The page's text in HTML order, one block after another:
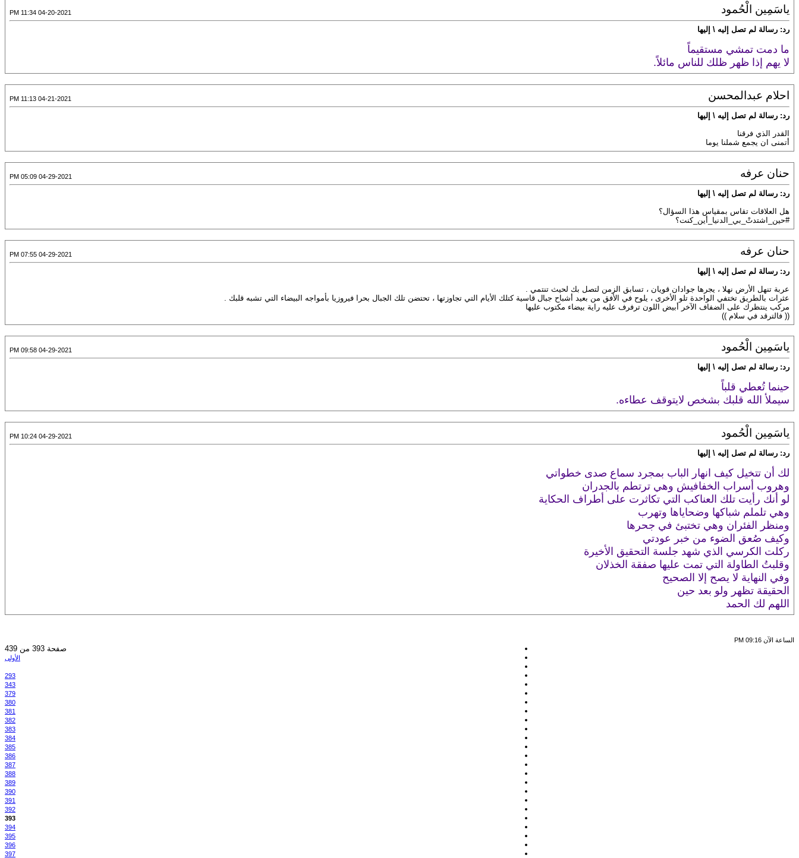
ياسَمِين الْحُمود 04-20-2021 11:34 PM
رد: رسالة لم تصل إليه \ إليها
ما دمت تمشي مستقيماً
لا يهم إذا ظهر ظلك للناس مائلاً.
احلام عبدالمحسن 04-21-2021 11:13 PM
رد: رسالة لم تصل إليه \ إليها
القدر الذي فرقنا
أتمنى ان يجمع شملنا يوما
حنان عرفه 04-29-2021 05:09 PM
رد: رسالة لم تصل إليه \ إليها
‏هل العلاقات تقاس بمقياس هذا السؤال؟
#حين_اشتدتْ_بي_الدنيا_أين_كنت؟
حنان عرفه 04-29-2021 07:55 PM
رد: رسالة لم تصل إليه \ إليها
عربة تنهل الأرض نهلا ، يجرها جوادان قويان ، تسابق الزمن لتصل بك لحيث تنتمي .
عثرات بالطريق تختفي الواحدة تلو الأخرى ، يلوح في الأفق من بعيد أشباح جبال قاسية كتلك الأيام التي تجاوزتها ، تحتضن تلك الجبال بحرا فيروزيا بأمواجه البيضاء التي تشبه قلبك .
مركب ينتظرك على الضفاف الآخر أبيض اللون ترفرف عليه راية بيضاء مكتوب عليها
(( فالترقد في سلام ))
ياسَمِين الْحُمود 04-29-2021 09:58 PM
رد: رسالة لم تصل إليه \ إليها
حينما تُعطي قلباً
سيملأ الله قلبك بشخص لايتوقف عطاءه.
ياسَمِين الْحُمود 04-29-2021 10:24 PM
رد: رسالة لم تصل إليه \ إليها
لك أن تتخيل كيف انهار الباب بمجرد سماع صدى خطواتي
وهروب أسراب الخفافيش وهي ترتطم بالجدران
لو أنك رأيت تلك العناكب التي تكاثرت على أطراف الحكاية
وهي تلملم شباكها وضحاياها وتهرب
ومنظر الفئران وهي تختبئ في جحرها
وكيف صُعق الضوء من خبر عودتي
ركلت الكرسي الذي شهد جلسة التحقيق الأخيرة
وقلبتُ الطاولة التي تمت عليها صفقة الخذلان
وفي النهاية لا يصح إلا الصحيح
الحقيقة تظهر ولو بعد حين
اللهم لك الحمد
الساعة الآن 09:16 PM
صفحة 393 من 439
الأولى
293
343
379
380
381
382
383
384
385
386
387
388
389
390
391
392
393
394
395
396
397